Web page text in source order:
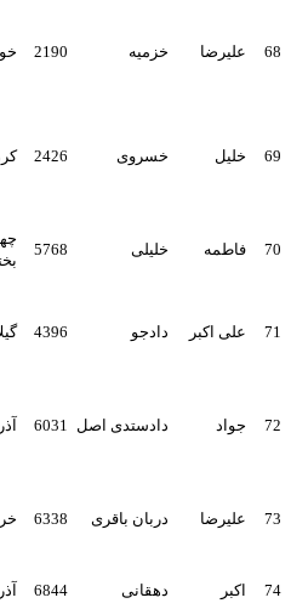
خزمیه 2190 خوزستان
خسروی 2426 کرمانشاه
خلیلی 5768
بختیاری
دادجو 4396 گیلان
دادستدی اصل 6031 آذربایجانشرقی
دربان باقری 6338 خراسان
دهقانی 6844 آذربایجانغربی